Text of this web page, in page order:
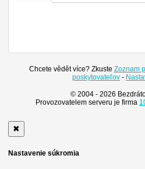
Chcete vědět více? Zkuste Zoznam
poskytovateľov -
© 2004 - 2026
Provozovatelem serveru je firma
✖
Nastavenie súkromia